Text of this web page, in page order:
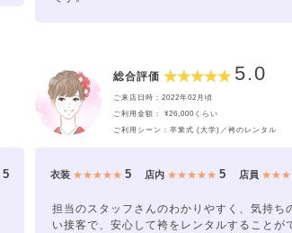
5
総合評価 5.0
ご来店日時：2022年02月頃
ご利用金額： ¥26,000くらい
ご利用シーン：卒業式 (大学)／袴のレンタル
衣装 ★★★★★5 店内 ★★★★★ 5 店員
担当のスタッフさんのわかりやすく、気持ち
い接客で、安心して袴をレンタルすることが